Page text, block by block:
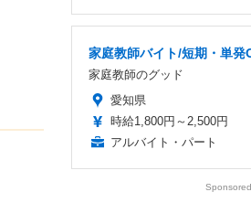
家庭教師バイト/短期・単発
家庭教師のグッド
愛知県
時給1,800円～2,500円
アルバイト・パート